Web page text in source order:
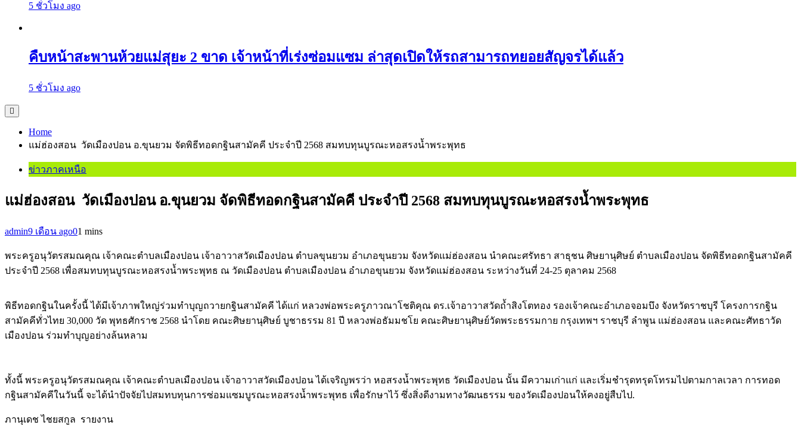
5 ชั่วโมง ago
คืบหน้าสะพานห้วยแม่สุยะ 2 ขาด เจ้าหน้าที่เร่งซ่อมแซม ล่าสุดเปิดให้รถสามารถทยอยสัญจรได้แล้ว
5 ชั่วโมง ago
Home
แม่ฮ่องสอน วัดเมืองปอน อ.ขุนยวม จัดพิธีทอดกฐินสามัคคี ประจำปี 2568 สมทบทุนบูรณะหอสรงน้ำพระพุทธ
ข่าวภาคเหนือ
แม่ฮ่องสอน วัดเมืองปอน อ.ขุนยวม จัดพิธีทอดกฐินสามัคคี ประจำปี 2568 สมทบทุนบูรณะหอสรงน้ำพระพุทธ
admin9 เดือน ago01 mins
พระครูอนุวัตรสมณคุณ เจ้าคณะตำบลเมืองปอน เจ้าอาวาสวัดเมืองปอน ตำบลขุนยวม อำเภอขุนยวม จังหวัดแม่ฮ่องสอน นำคณะศรัทธา สาธุชน ศิษยานุศิษย์ ตำบลเมืองปอน จัดพิธีทอดกฐินสามัคคี
ประจำปี 2568 เพื่อสมทบทุนบูรณะหอสรงน้ำพระพุทธ ณ วัดเมืองปอน ตำบลเมืองปอน อำเภอขุนยวม จังหวัดแม่ฮ่องสอน ระหว่างวันที่ 24-25 ตุลาคม 2568
พิธีทอดกฐินในครั้งนี้ ได้มีเจ้าภาพใหญ่ร่วมทำบุญถวายกฐินสามัคคี ได้แก่ หลวงพ่อพระครูภาวณาโชติคุณ ดร.เจ้าอาวาสวัดถ้ำสิงโตทอง รองเจ้าคณะอำเภอจอมบึง จังหวัดราชบุรี โครงการกฐิน
สามัคคีทั่วไทย 30,000 วัด พุทธศักราช 2568 นำโดย คณะศิษยานุศิษย์ บูชาธรรม 81 ปี หลวงพ่อธัมมชโย คณะศิษยานุศิษย์วัดพระธรรมกาย กรุงเทพฯ ราชบุรี ลำพูน แม่ฮ่องสอน และคณะศัทธาวัด
เมืองปอน ร่วมทำบุญอย่างล้นหลาม
ทั้งนี้ พระครูอนุวัตรสมณคุณ เจ้าคณะตำบลเมืองปอน เจ้าอาวาสวัดเมืองปอน ได้เจริญพรว่า หอสรงน้ำพระพุทธ วัดเมืองปอน นั้น มีความเก่าแก่ และเริ่มชำรุดทรุดโทรมไปตามกาลเวลา การทอด
กฐินสามัคคีในวันนี้ จะได้นำปัจจัยไปสมทบทุนการซ่อมแซมบูรณะหอสรงน้ำพระพุทธ เพื่อรักษาไว้ ซึ่งสิ่งดีงามทางวัฒนธรรม ของวัดเมืองปอนให้คงอยู่สืบไป.
ภานุเดช ไชยสกูล รายงาน